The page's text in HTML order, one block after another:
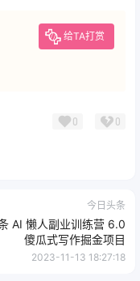
给TA打赏
0 0
今日头条
AI 懒人副业训练营 6.0
傻瓜式写作掘金项目
2023-11-13 18:27:18